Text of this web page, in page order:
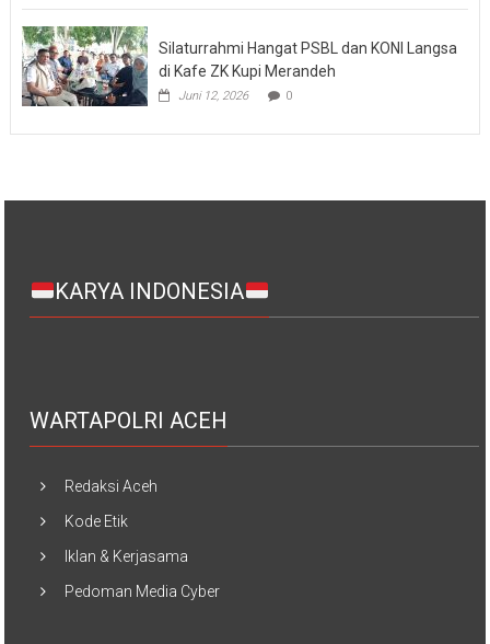
Silaturrahmi Hangat PSBL dan KONI Langsa
di Kafe ZK Kupi Merandeh
Juni 12, 2026 0
KARYA INDONESIA
WARTAPOLRI ACEH
Redaksi Aceh
Kode Etik
Iklan & Kerjasama
Pedoman Media Cyber